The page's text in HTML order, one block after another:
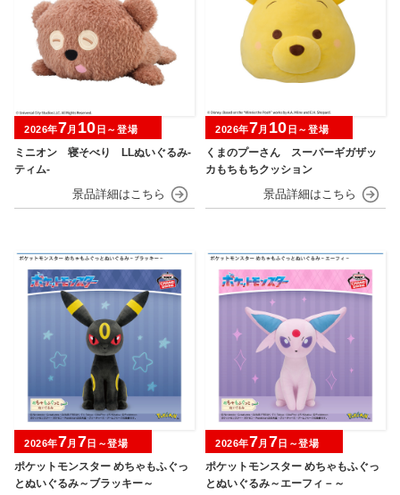
ミニオン 寝そべり LLぬいぐるみ‐
ティム‐
2026年7月 10 日～登場
くまのプーさん スーパーギガザッ
カもちもちクッション
2026年7月 10 日～登場
ポケットモンスター めちゃもふぐっ
とぬいぐるみ～ブラッキー～
2026年7月 7 日～登場
ポケットモンスター めちゃもふぐっ
とぬいぐるみ～エーフィ－～
2026年7月 7 日～登場